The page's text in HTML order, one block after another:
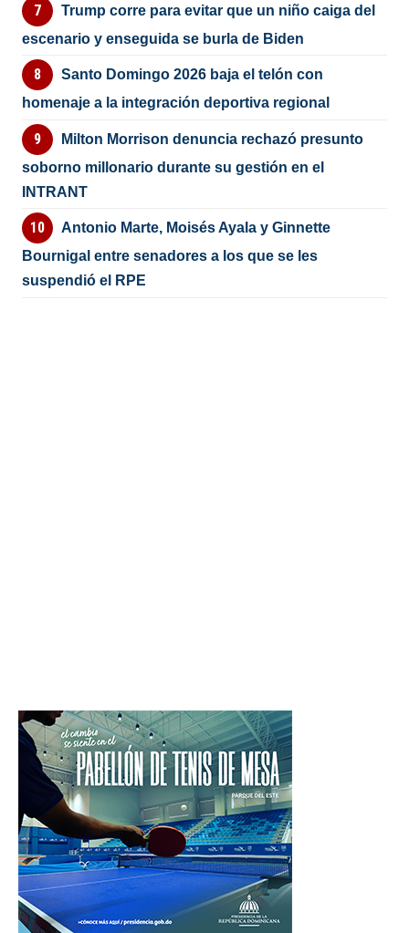
Trump corre para evitar que un niño caiga del
escenario y enseguida se burla de Biden
Santo Domingo 2026 baja el telón con
homenaje a la integración deportiva regional
Milton Morrison denuncia rechazó presunto
soborno millonario durante su gestión en el
INTRANT
Antonio Marte, Moisés Ayala y Ginnette
Bournigal entre senadores a los que se les
suspendió el RPE